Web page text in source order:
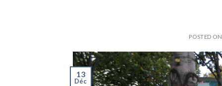
POSTED ON
13
Déc